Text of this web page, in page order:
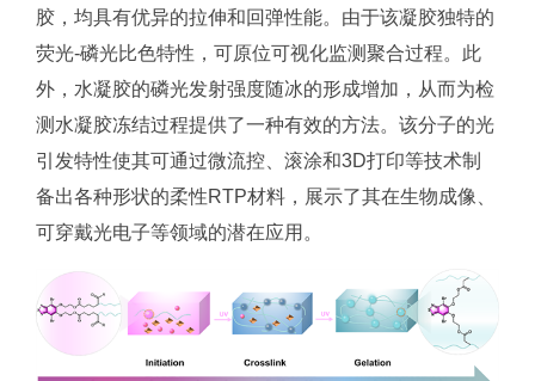
胶，均具有优异的拉伸和回弹性能。由于该凝胶独特的
荧光-磷光比色特性，可原位可视化监测聚合过程。此
外，水凝胶的磷光发射强度随冰的形成增加，从而为检
测水凝胶冻结过程提供了一种有效的方法。该分子的光
引发特性使其可通过微流控、滚涂和3D打印等技术制
备出各种形状的柔性RTP材料，展示了其在生物成像、
可穿戴光电子等领域的潜在应用。